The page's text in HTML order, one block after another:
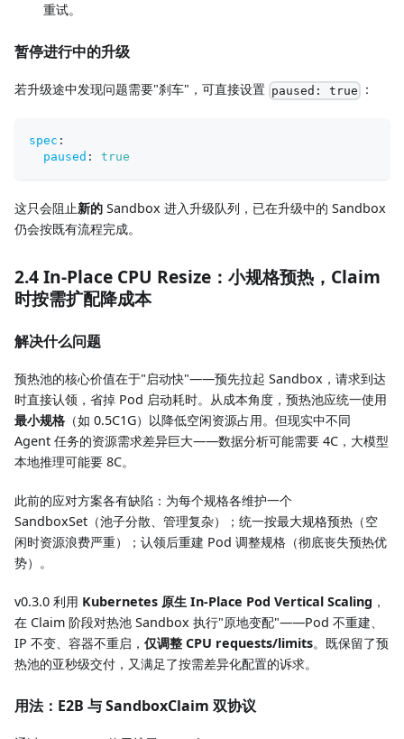
重试。
暂停进行中的升级
若升级途中发现问题需要"刹车"，可直接设置 paused: true ：
spec :
paused : true
这只会阻止新的 Sandbox 进入升级队列，已在升级中的 Sandbox
仍会按既有流程完成。
2.4 In-Place CPU Resize：小规格预热，Claim
时按需扩配降成本
解决什么问题
预热池的核心价值在于"启动快"——预先拉起 Sandbox，请求到达
时直接认领，省掉 Pod 启动耗时。从成本角度，预热池应统一使用
最小规格 （如 0.5C1G）以降低空闲资源占用。但现实中不同
Agent 任务的资源需求差异巨大——数据分析可能需要 4C，大模型
本地推理可能要 8C。
此前的应对方案各有缺陷：为每个规格各维护一个
SandboxSet（池子分散、管理复杂）；统一按最大规格预热（空
闲时资源浪费严重）；认领后重建 Pod 调整规格（彻底丧失预热优
势）。
v0.3.0 利用 Kubernetes 原生 In-Place Pod Vertical Scaling ，
在 Claim 阶段对热池 Sandbox 执行"原地变配"——Pod 不重建、
IP 不变、容器不重启， 仅调整 CPU requests/limits。既保留了预
热池的亚秒级交付，又满足了按需差异化配置的诉求。
用法：E2B 与 SandboxClaim 双协议